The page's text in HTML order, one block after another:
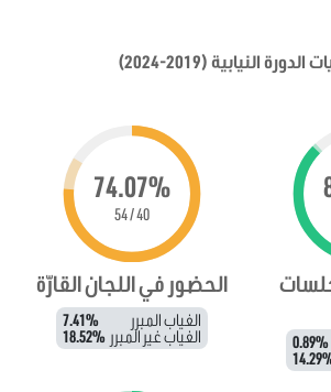
النيابية (2019-2024)
0.89%
74.07%
40 / 54
الحضور في اللجان القارّة
الغياب المبرر 7.41%
الغياب غير المبرر 18.52%